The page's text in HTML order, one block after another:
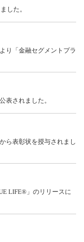
した。
り「金融セグメントプラ
表されました。
ら表彰状を授与されまし
LIFE®」のリリースに